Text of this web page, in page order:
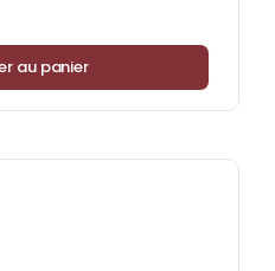
au panier